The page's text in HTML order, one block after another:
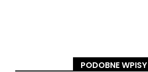
PODOBNE WPISY